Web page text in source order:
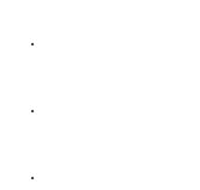
・
・
・